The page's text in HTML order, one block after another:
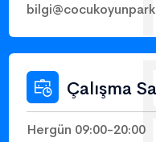
Çalışma
Hergün 09:00-20:00